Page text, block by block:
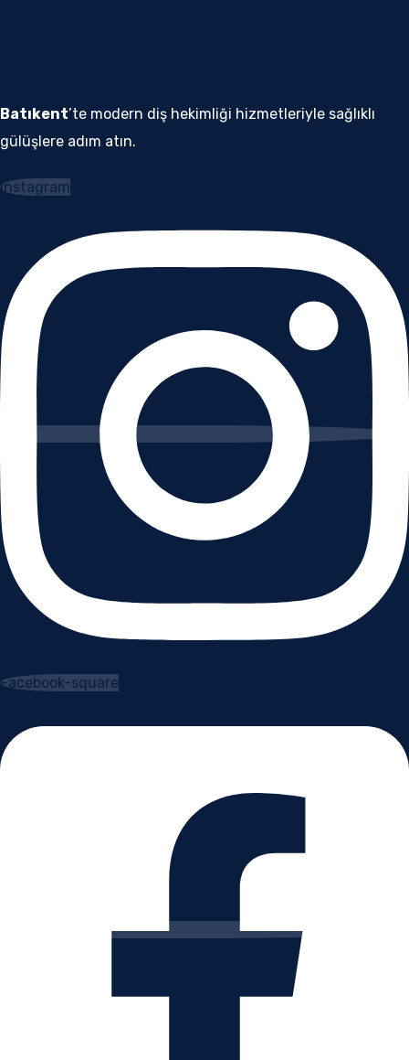
Batıkent’te modern diş hekimliği hizmetleriyle sağlıklı
gülüşlere adım atın.
Instagram
Facebook-square